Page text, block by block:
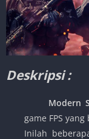
Deskripsi :
Modern
game FPS
Inilah